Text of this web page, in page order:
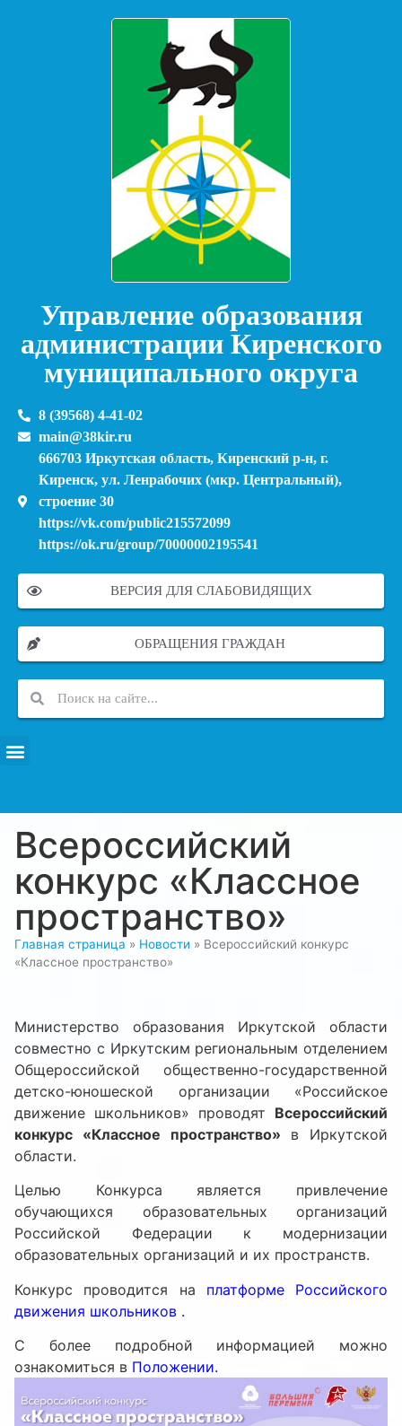
Управление образования
администрации Киренского
муниципального округа
8 (39568) 4-41-02
main@38kir.ru
666703 Иркутская область, Киренский р-н, г.
Киренск, ул. Ленрабочих (мкр. Центральный),
строение 30
https://vk.com/public215572099
https://ok.ru/group/70000002195541
ВЕРСИЯ ДЛЯ СЛАБОВИДЯЩИХ
ОБРАЩЕНИЯ ГРАЖДАН
Всероссийский
конкурс «Классное
пространство»
Главная страница » Новости » Всероссийский конкурс
«Классное пространство»
Министерство образования Иркутской области
совместно с Иркутским региональным отделением
Общероссийской общественно-государственной
детско-юношеской организации «Российское
движение школьников» проводят Всероссийский
конкурс «Классное пространство» в Иркутской
области.
Целью Конкурса является привлечение
обучающихся образовательных организаций
Российской Федерации к модернизации
образовательных организаций и их пространств.
Конкурс проводится на
платформе Российского
движения школьников .
С более подробной информацией можно
ознакомиться в Положении.